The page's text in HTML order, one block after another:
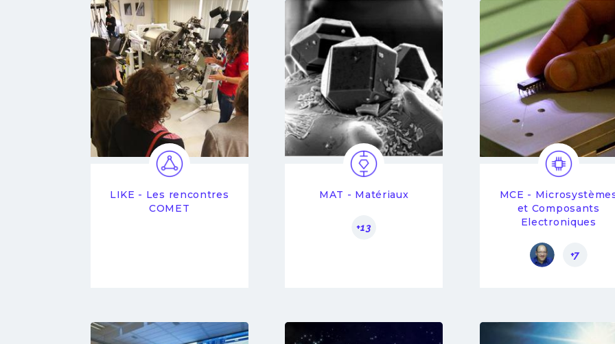
LIKE - Les rencontres
COMET
MAT - Matériaux
+13
MCE -
et Composants
Electroniques
+7